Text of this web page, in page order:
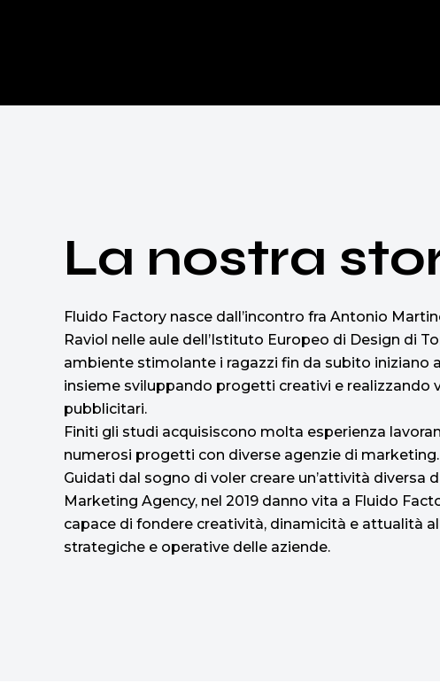
La nostra
Fluido Factory nasce dall’incontro fra Antonio
Raviol nelle aule dell’Istituto Europeo di Design di
ambiente stimolante i ragazzi fin da subito iniziano
insieme sviluppando progetti creativi e realizzando
pubblicitari.
Finiti gli studi acquisiscono molta esperienza
numerosi progetti con diverse agenzie di marketing.
Guidati dal sogno di voler creare un’attività diversa
Marketing Agency, nel 2019 danno vita a Fluido
capace di fondere creatività, dinamicità e attualità
strategiche e operative delle aziende.